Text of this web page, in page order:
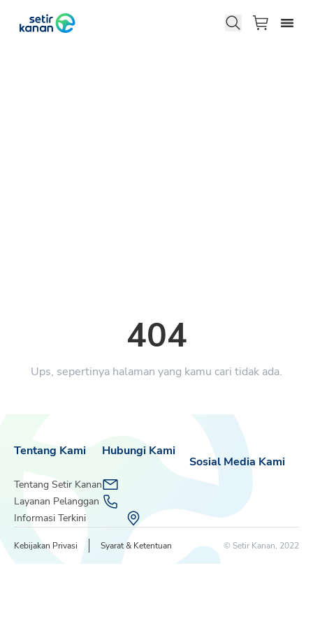
404
Ups, sepertinya halaman yang kamu cari tidak ada.
Tentang Kami
Tentang Setir Kanan
Layanan Pelanggan
Informasi Terkini
Sosial Media Kami
Hubungi Kami
Kebijakan Privasi Syarat & Ketentuan © Setir Kanan, 2022